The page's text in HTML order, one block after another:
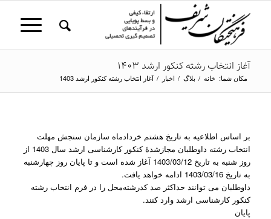
آغاز انتخاب رشته کنکور ارشد 1403
مکان شما: خانه / بلاگ / اخبار / آغاز انتخاب رشته کنکور ارشد 1403
بر اساس اطلاعیه به تاریخ هشتم خردادماه سازمان سنجش مهلت
انتخاب رشته داوطلبان مجازشدۀ کنکور کارشناسی ارشد سال 1403 از
روز شنبه به تاريخ 1403/03/12 آغاز شده است و تا پایان روز چهارشنبه
به تاريخ 1403/03/16 ادامه خواهد یافت.
داوطلبان می توانند حداکثر صد کدرشته‌محل را در فرم انتخاب رشته
کنکور کارشناسی ارشد وارد کنند.
پایان